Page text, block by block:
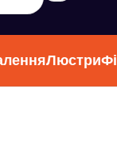
Люстри